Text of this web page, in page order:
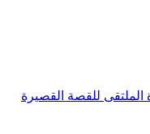
الملتقى للقصة القصيرة